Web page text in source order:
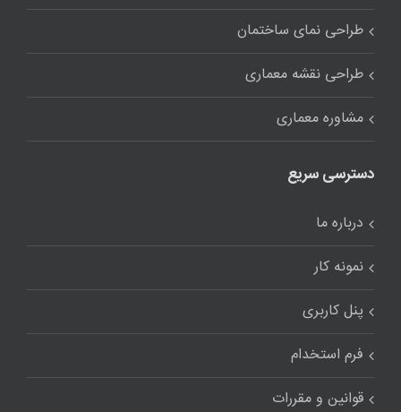
طراحی نمای ساختمان
طراحی نقشه معماری
مشاوره معماری
دسترسی سریع
درباره ما
نمونه کار
پنل کاربری
فرم استخدام
قوانین و مقررات